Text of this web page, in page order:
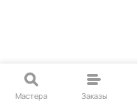
Мастера Заказы